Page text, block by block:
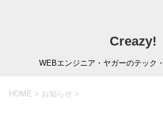
Creazy!
WEBエンジニア・ヤガーのテック
HOME > お知らせ >